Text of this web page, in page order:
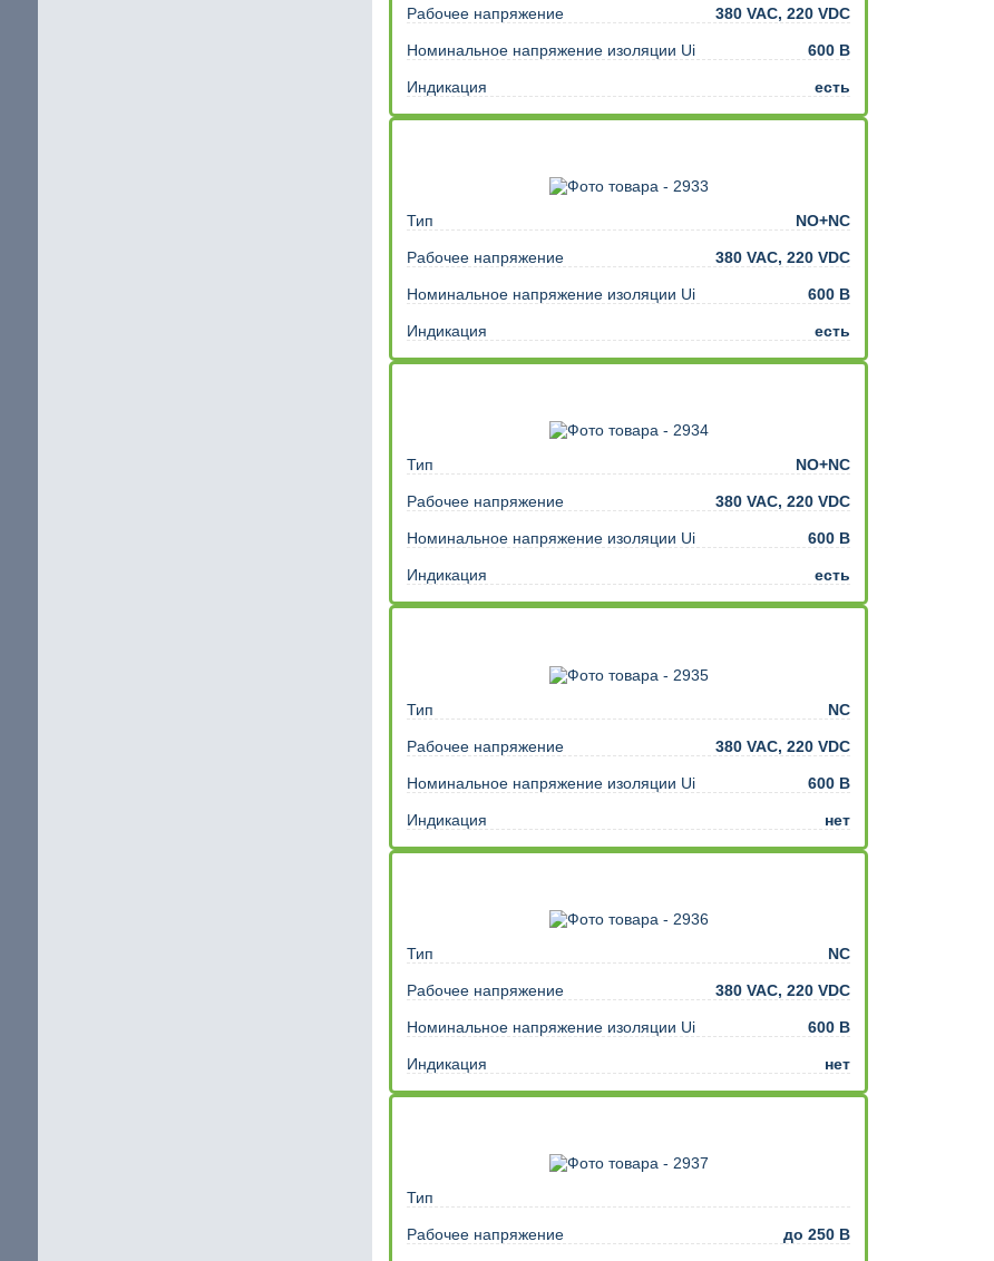
Шаговый двигатель с повышенным крутящим моментом
Рабочее напряжение 380 VAC, 220 VDC
Номинальное напряжение изоляции Ui 600 В
Индикация есть
Тип NO+NC
Рабочее напряжение 380 VAC, 220 VDC
Номинальное напряжение изоляции Ui 600 В
Индикация есть
Тип NO+NC
Рабочее напряжение 380 VAC, 220 VDC
Номинальное напряжение изоляции Ui 600 В
Индикация есть
Тип NC
Рабочее напряжение 380 VAC, 220 VDC
Номинальное напряжение изоляции Ui 600 В
Индикация нет
Тип NC
Рабочее напряжение 380 VAC, 220 VDC
Номинальное напряжение изоляции Ui 600 В
Индикация нет
Тип
Рабочее напряжение до 250 В